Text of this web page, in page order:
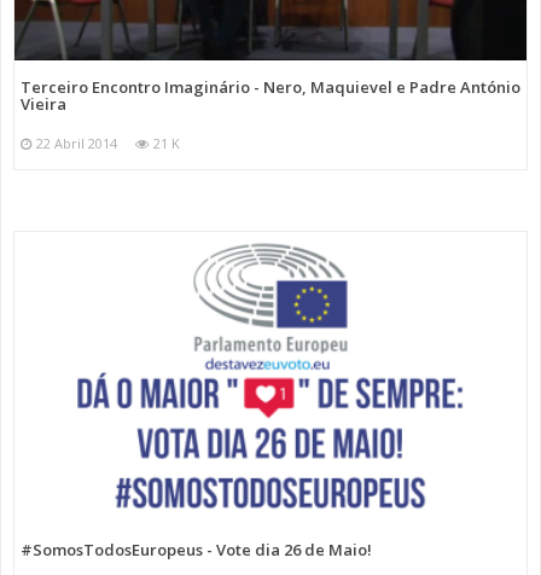
Terceiro Encontro Imaginário - Nero, Maquievel e Padre António
Vieira
22 Abril 2014 21 K
#SomosTodosEuropeus - Vote dia 26 de Maio!